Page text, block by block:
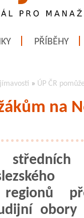
PŘÍBĚHY
» ÚP ČR
na
obory